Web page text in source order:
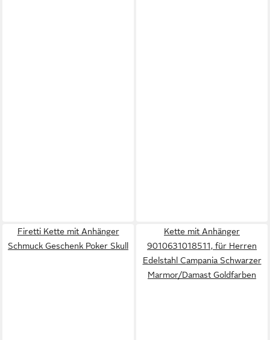
Firetti Kette mit Anhänger
Schmuck Geschenk Poker Skull
Kette mit Anhänger
9010631018511, für Herren
Edelstahl Campania Schwarzer
Marmor/Damast Goldfarben